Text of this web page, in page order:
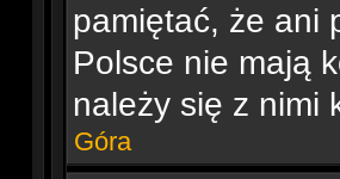
pamiętać, że ani
Polsce nie mają
należy się z nimi
Góra